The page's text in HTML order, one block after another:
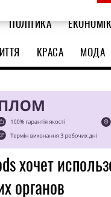
ПОЛІТИКА
КРАСА МОДА
хочет
органов